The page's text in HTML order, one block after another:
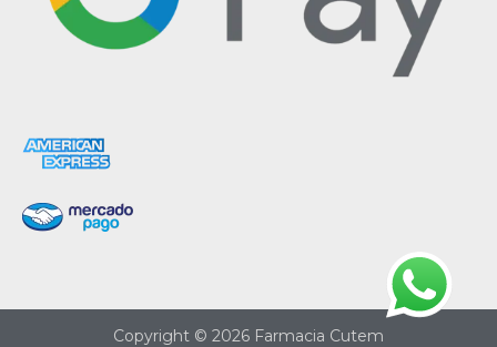
Copyright © 2026 Farmacia Cutem